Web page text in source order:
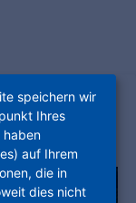
speichern wir
Ihres
haben
auf Ihrem
die in
dies nicht